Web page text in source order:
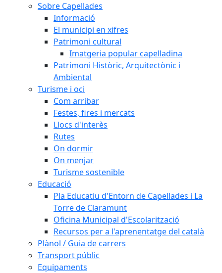
Sobre Capellades
Informació
El municipi en xifres
Patrimoni cultural
Imatgeria popular capelladina
Patrimoni Històric, Arquitectònic i
Ambiental
Turisme i oci
Com arribar
Festes, fires i mercats
Llocs d'interès
Rutes
On dormir
On menjar
Turisme sostenible
Educació
Pla Educatiu d'Entorn de Capellades i La
Torre de Claramunt
Oficina Municipal d'Escolarització
Recursos per a l'aprenentatge del català
Plànol / Guia de carrers
Transport públic
Equipaments